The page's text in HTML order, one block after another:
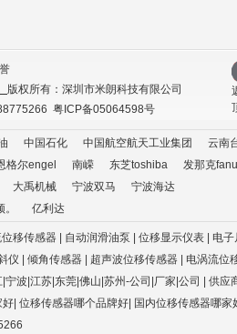
版权所有：深圳市米朗科技有限公司
粤ICP备05064598号
中国石化 中国航空航天工业集团
云南
格尔engel 南嵘 东芝toshiba
发那克
大禹机械 宁波双马
宁波海达
亿利达
位移传感器 | 自动润滑油泵 | 位移显示仪表 | 电子
仪 | 倾角传感器 | 超声波位移传感器 | 电涡流位
波|江苏|东莞|佛山|苏州-公司|厂家|公司
供应
好 位移传感器哪个品牌好 国内位移传感器哪家